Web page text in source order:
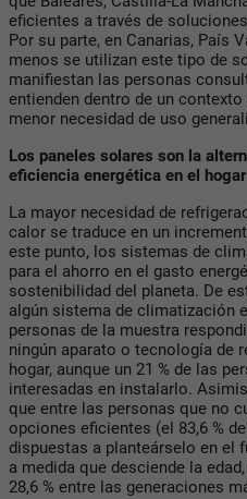
eficientes a través de
Por su parte, en Canarias, País
menos se utilizan este tipo de
manifiestan las personas
entienden dentro de un
menor necesidad de uso
Los paneles solares son la
eficiencia energética en el hogar
La mayor necesidad de
calor se traduce en un
este punto, los sistemas de
para el ahorro en el gasto
sostenibilidad del planeta. De
algún sistema de climatización
personas de la muestra
ningún aparato o tecnología de
hogar, aunque un 21 % de las
interesadas en instalarlo.
que entre las personas que no
opciones eficientes (el 83,6 %
dispuestas a planteárselo en el
a medida que desciende la
28,6 % entre las generaciones